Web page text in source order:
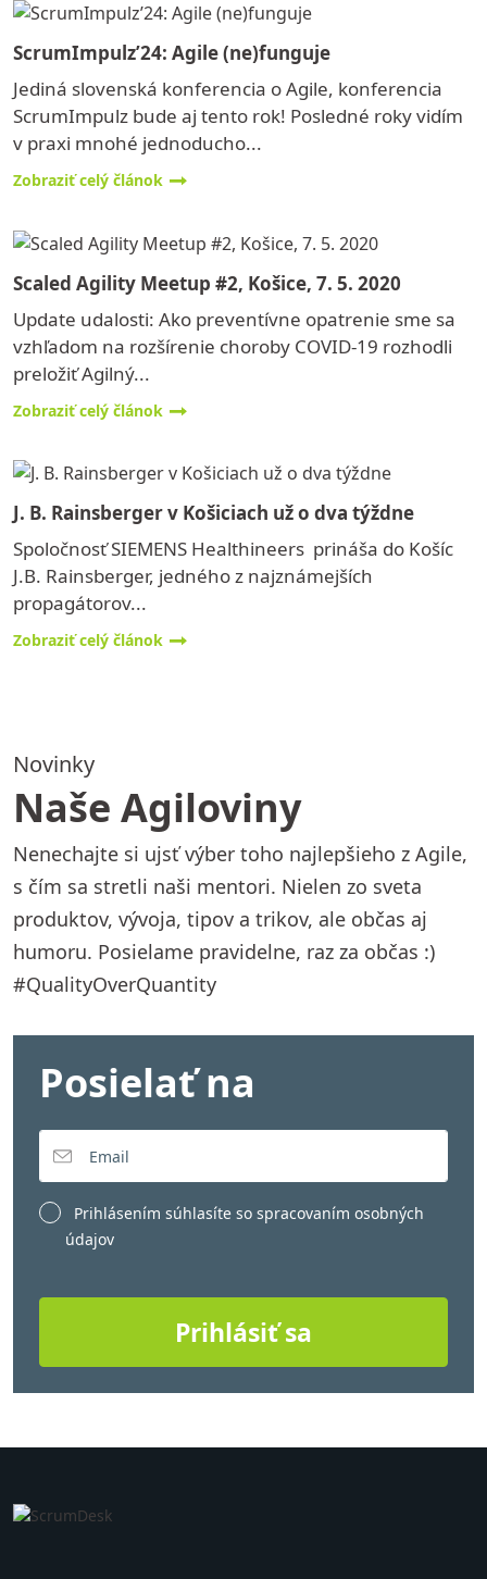
ScrumImpulz’24: Agile (ne)funguje
Jediná slovenská konferencia o Agile, konferencia
ScrumImpulz bude aj tento rok! Posledné roky vidím
v praxi mnohé jednoducho...
Zobraziť celý článok
Scaled Agility Meetup #2, Košice, 7. 5. 2020
Update udalosti: Ako preventívne opatrenie sme sa
vzhľadom na rozšírenie choroby COVID-19 rozhodli
preložiť Agilný...
Zobraziť celý článok
J. B. Rainsberger v Košiciach už o dva týždne
Spoločnosť SIEMENS Healthineers prináša do Košíc
J.B. Rainsberger, jedného z najznámejších
propagátorov...
Zobraziť celý článok
Novinky
Naše Agiloviny
Nenechajte si ujsť výber toho najlepšieho z Agile,
s čím sa stretli naši mentori. Nielen zo sveta
produktov, vývoja, tipov a trikov, ale občas aj
humoru. Posielame pravidelne, raz za občas :)
#QualityOverQuantity
Posielať na
Prihlásením súhlasíte so spracovaním osobných
údajov
Prihlásiť sa